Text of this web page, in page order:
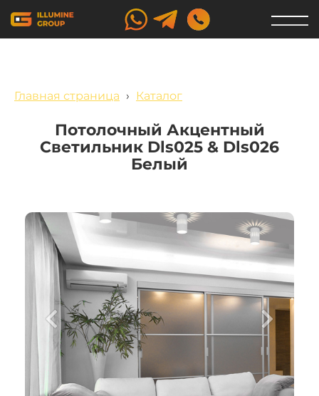
Главная страница › Каталог
Потолочный Акцентный
Светильник Dls025 & Dls026
Белый